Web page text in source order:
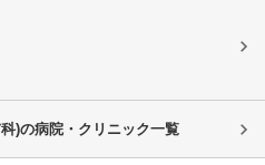
)の病院・クリニック一覧